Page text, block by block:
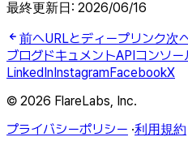
最終更新日: 2026/06/16
前へURLとディープリンク次
ブログ ドキュメントAPI コンソー
LinkedIn Instagram FacebookX
© 2026 FlareLabs, Inc.
プライバシーポリシー ·利用規約